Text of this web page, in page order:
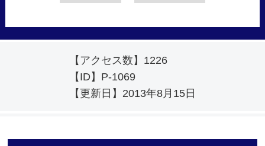
【アクセス数】 1226
【ID】 P-1069
【更新日】 2013年8月15日